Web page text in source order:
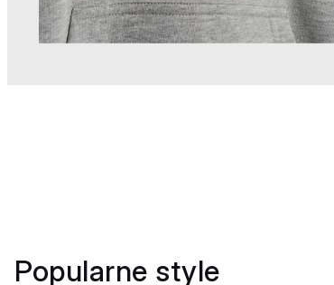
Popularne style